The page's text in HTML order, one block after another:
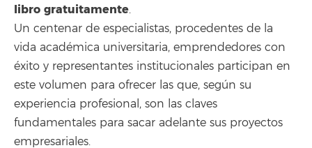
libro gratuitamente.
Un centenar de especialistas, procedentes de la
vida académica universitaria, emprendedores con
éxito y representantes institucionales participan en
este volumen para ofrecer las que, según su
experiencia profesional, son las claves
fundamentales para sacar adelante sus proyectos
empresariales.